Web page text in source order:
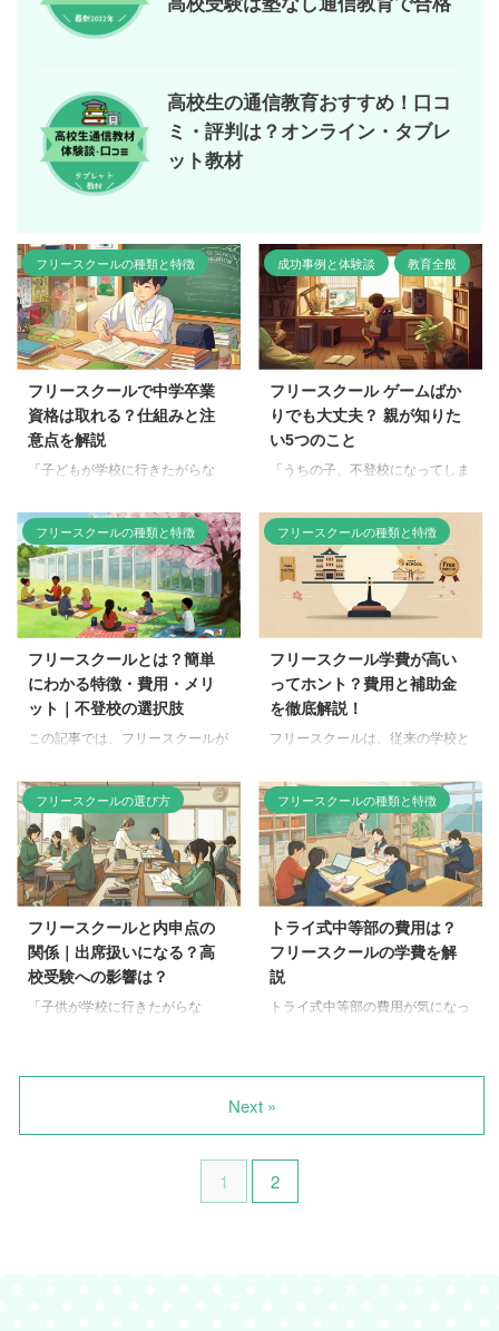
高校生の通信教育おすすめ！口コ
ミ・評判は？オンライン・タブレ
ット教材
フリースクールの種類と特徴
フリースクールで中学卒業
資格は取れる？仕組みと注
意点を解説
「子どもが学校に行きたがらな
んなところだろう？」 「中学卒
業資格はちゃんと取れるのか
な？」 お子さんが不登校気味
で、フリースクールに通わせたい
けれど、中学卒業資格が取得でき
るのか不安…そう思っていません
通えなくなる子どもが増えていま
す。 そんな子どもたちの学びの
場として、フリースクールが注目
されていますが、いざ調べてみる
「費用はどれくらいかかるの？」
など、疑問に思うことも多いので
はないでしょうか。 この記事で
は、フリー ...
成功事例と体験談 教育全般
フリースクール ゲームばか
りでも大丈夫？ 親が知りた
い5つのこと
「うちの子、不登校になってしま
このままで大丈夫なのかしら？」
そう不安に思っているあなたへ。
お子さんが不登校になってしま
い、ゲームばかりしている姿を見
ると、心配になりますよね。
「勉強についていけるのかし
ら？」「将来、ちゃんと社会に出
られるのかしら？」「もしかし
て、ゲーム依存症になってしまっ
ているんじゃないかしら？」 そ
んな悩みをお持ちの親御さんは、
記事では、不登校のお子さんを持
つ親御さんが抱える悩みや不安を
解消し、お子さんの未来を明るく
照らす ...
フリースクールの種類と特徴
フリースクールとは？簡単
にわかる特徴・費用・メリ
ット｜不登校の選択肢
この記事では、フリースクールが
たちが通っているのか、そしてど
んな活動をしているのかを、わか
りやすく解説していきます。 フ
リースクールに興味はあるけれ
ど、詳しいことはよくわからない
という方や、子どもが学校に通え
ず悩んでいる方は、ぜひこの記事
を読んでみてください。 フリー
スクールについて理解を深め、お
子さんの未来にとって最適な選択
をするための一助になれば幸いで
フリースクールの種類と特徴
フリースクール学費が高い
ってホント？費用と補助金
を徹底解説！
フリースクールは、従来の学校と
のペースや個性に合わせた教育を
してくれる、魅力的な場所です。
しかし、気になるのは フリース
クールの学費。 検索してみる
と、様々な情報が出てきますよ
ね。実際、フリースクールの学費
は公立学校に比べると高額な傾向
にあります。 でも、ちょっと待
ってください！ フリースクール
には、学費の負担を軽減する補助
金制度や、費用を抑える方法があ
ぜ ...
フリースクールの選び方
フリースクールと内申点の
関係｜出席扱いになる？高
校受験への影響は？
「子供が学校に行きたがらな
肢もあるけど、高校受験はどうな
ースクールと内申点の関係につい
て、わかりやすく解説していきま
で、出席扱いはどうなるのか、内
フリースクールの種類と特徴
トライ式中等部の費用は？
フリースクールの学費を解
説
トライ式中等部の費用が気になっ
いますよね。 不登校のお子さん
当に大事です。きれいごとではな
く、毎月いくらかかるのかは親と
して避けて通れないところですよ
ねぇ…。 この記事では、トライ
式中等部の費用の見方を整理しな
1 2
Next »